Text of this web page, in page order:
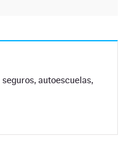
autoescuelas,